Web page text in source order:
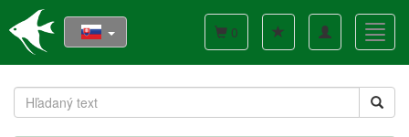
Toggle
navigation
0